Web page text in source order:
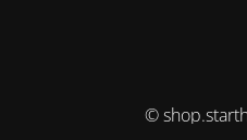
©